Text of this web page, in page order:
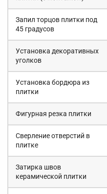
Запил торцов плитки под
45 градусов
Установка декоративных
уголков
Установка бордюра из
плитки
Фигурная резка плитки
Сверление отверстий в
плитке
Затирка швов
керамической плитки